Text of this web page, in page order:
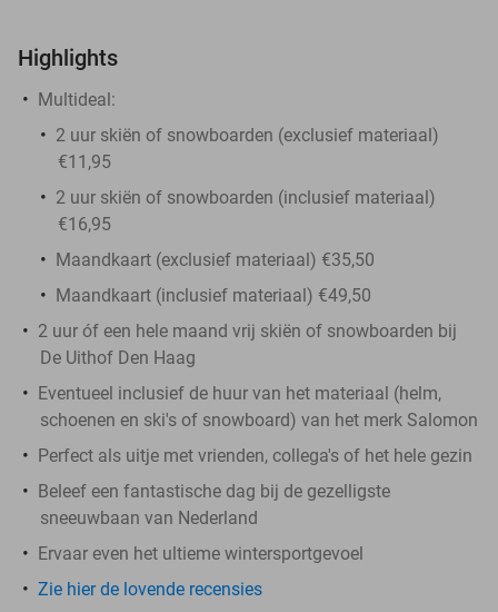
Highlights
Multideal:
2 uur skiën of snowboarden (exclusief materiaal)
€11,95
2 uur skiën of snowboarden (inclusief materiaal)
€16,95
Maandkaart (exclusief materiaal) €35,50
Maandkaart (inclusief materiaal) €49,50
2 uur óf een hele maand vrij skiën of snowboarden bij
De Uithof Den Haag
Eventueel inclusief de huur van het materiaal (helm,
schoenen en ski's of snowboard) van het merk Salomon
Perfect als uitje met vrienden, collega's of het hele gezin
Beleef een fantastische dag bij de gezelligste
sneeuwbaan van Nederland
Ervaar even het ultieme wintersportgevoel
Zie hier de lovende recensies